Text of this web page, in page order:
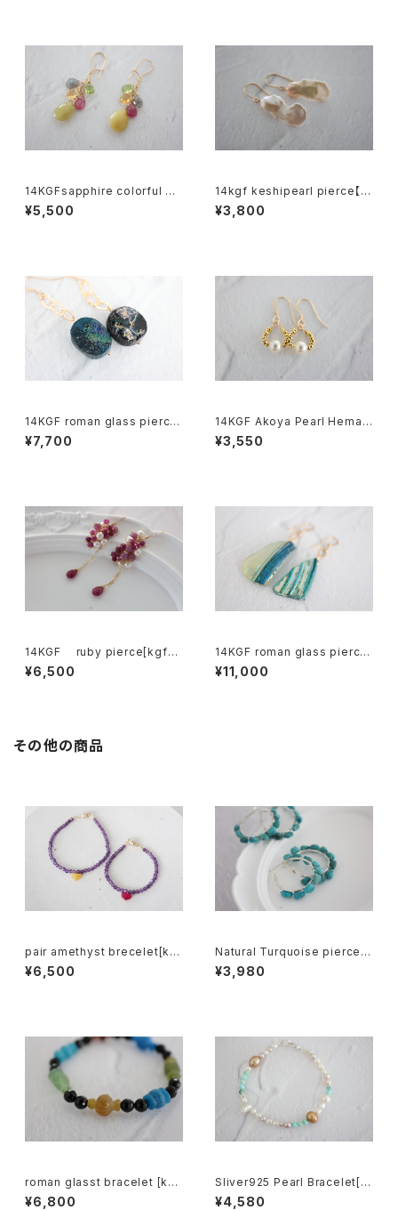
14KGFsapphire colorful pi
erce[kgf5600]
¥5,500
14kgf keshipearl pierce【k
gf5601】
¥3,800
14KGF roman glass pierce
[kgf5559]
¥7,700
14KGF Akoya Pearl Hemati
te Earrings[kgf5576]
¥3,550
14KGF ruby pierce[kgf53
50]
¥6,500
14KGF roman glass pierce
[kgf5586]
¥11,000
その他の商品
pair amethyst brecelet[kgf
5022]
¥6,500
Natural Turquoise pierce[k
gf5573]
¥3,980
roman glasst bracelet [kgf
5570]
¥6,800
Sliver925 Pearl Bracelet[k
gf5583]
¥4,580